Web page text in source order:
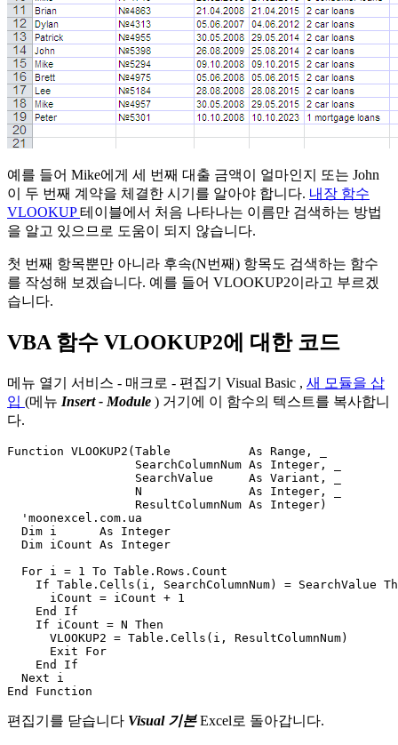
예를 들어 Mike에게 세 번째 대출 금액이 얼마인지 또는 John
이 두 번째 계약을 체결한 시기를 알아야 합니다. 내장 함수
VLOOKUP테이블에서 처음 나타나는 이름만 검색하는 방법
을 알고 있으므로 도움이 되지 않습니다.
첫 번째 항목뿐만 아니라 후속(N번째) 항목도 검색하는 함수
를 작성해 보겠습니다. 예를 들어 VLOOKUP2이라고 부르겠
습니다.
VBA 함수 VLOOKUP2에 대한 코드
메뉴 열기 서비스 - 매크로 - 편집기 Visual Basic , 새 모듈을 삽
입 (메뉴 Insert - Module ) 거기에 이 함수의 텍스트를 복사합니
다.
Function VLOOKUP2(Table           As Range, _
                  SearchColumnNum As Integer, _
                  SearchValue     As Variant, _
                  N               As Integer, _
                  ResultColumnNum As Integer)
  'moonexcel.com.ua
  Dim i      As Integer
  Dim iCount As Integer
  For i = 1 To Table.Rows.Count
If Table.Cells(i, SearchColumnNum) = SearchValue
      iCount = iCount + 1
    End If
    If iCount = N Then
      VLOOKUP2 = Table.Cells(i, ResultColumnNum)
      Exit For
    End If
  Next i
편집기를 닫습니다 Visual 기본Excel로 돌아갑니다.